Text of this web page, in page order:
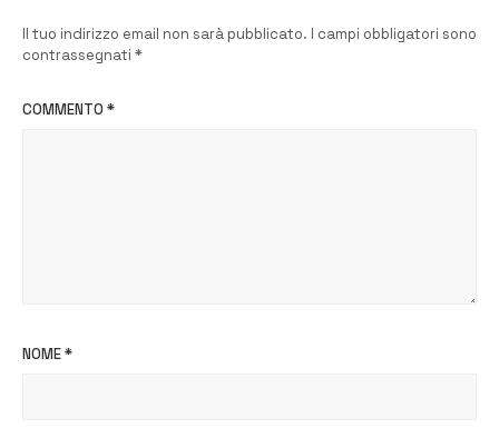
Il tuo indirizzo email non sarà pubblicato. I campi obbligatori sono
contrassegnati *
COMMENTO *
NOME*